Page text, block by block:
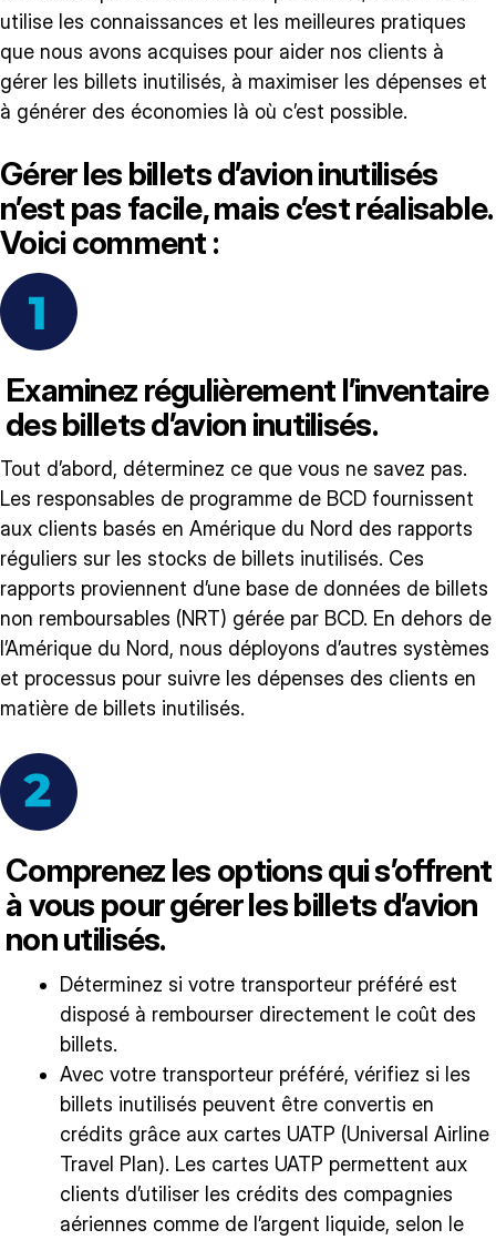
utilise les connaissances et les meilleures pratiques
que nous avons acquises pour aider nos clients à
gérer les billets inutilisés, à maximiser les dépenses et
à générer des économies là où c’est possible.
Gérer les billets d’avion inutilisés
n’est pas facile, mais c’est réalisable.
Voici comment :
Examinez régulièrement l’inventaire
des billets d’avion inutilisés.
Tout d’abord, déterminez ce que vous ne savez pas.
Les responsables de programme de BCD fournissent
aux clients basés en Amérique du Nord des rapports
réguliers sur les stocks de billets inutilisés. Ces
rapports proviennent d’une base de données de billets
non remboursables (NRT) gérée par BCD. En dehors de
l’Amérique du Nord, nous déployons d’autres systèmes
et processus pour suivre les dépenses des clients en
matière de billets inutilisés.
Comprenez les options qui s’offrent
à vous pour gérer les billets d’avion
non utilisés.
Déterminez si votre transporteur préféré est
disposé à rembourser directement le coût des
billets.
Avec votre transporteur préféré, vérifiez si les
billets inutilisés peuvent être convertis en
crédits grâce aux cartes UATP (Universal Airline
Travel Plan). Les cartes UATP permettent aux
clients d’utiliser les crédits des compagnies
aériennes comme de l’argent liquide, selon le